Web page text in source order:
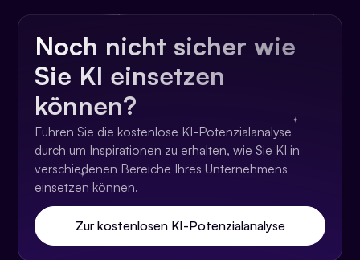
Noch nicht sicher wie
Sie KI einsetzen
können?
Führen Sie die kostenlose KI-Potenzialanalyse
durch um Inspirationen zu erhalten, wie Sie KI in
verschiedenen Bereiche Ihres Unternehmens
einsetzen können.
Zur kostenlosen KI-Potenzialanalyse